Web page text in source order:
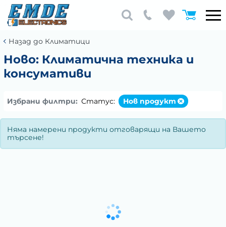
Назад до Климатици
Ново: Климатична техника и
консумативи
Избрани филтри: Статус: Нов продукт
Няма намерени продукти отговарящи на Вашето
търсене!